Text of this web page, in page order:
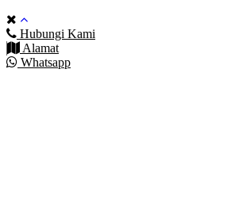
Hubungi Kami
Alamat
Whatsapp